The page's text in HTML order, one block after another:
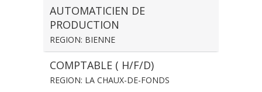
AUTOMATICIEN DE
PRODUCTION
REGION: BIENNE
COMPTABLE ( H/F/D)
REGION: LA CHAUX-DE-FONDS